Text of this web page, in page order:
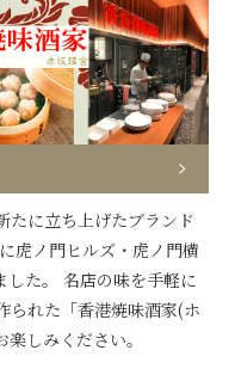
たに立ち上げたブランド
虎ノ門ヒルズ・虎ノ門横
した。 名店の味を手軽に
られた「香港焼味酒家(ホ
しみください。